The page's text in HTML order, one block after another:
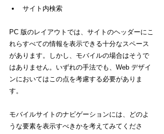
サイト内検索
PC 版のレイアウトでは、サイトのヘッダーにこ
れらすべての情報を表示できる十分なスペース
があります。しかし、モバイルの場合はそうで
はありません。いずれの手法でも、Web デザイ
ンにおいてはこの点を考慮する必要がありま
す。
モバイルサイトのナビゲーションには、どのよ
うな要素を表示すべきかを考えてみてくださ